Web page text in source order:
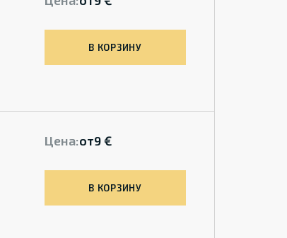
В КОРЗИНУ
Цена:от9 €
В КОРЗИНУ